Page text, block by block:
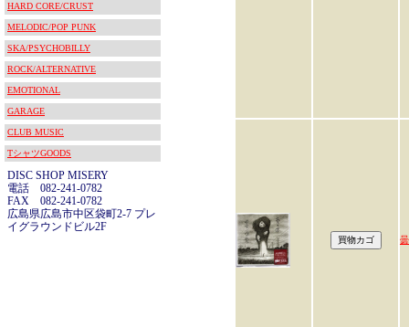
HARD CORE/CRUST
MELODIC/POP PUNK
SKA/PSYCHOBILLY
ROCK/ALTERNATIVE
EMOTIONAL
GARAGE
CLUB MUSIC
TシャツGOODS
DISC SHOP MISERY
電話 082-241-0782
FAX 082-241-0782
広島県広島市中区袋町2-7 プレ
イグラウンドビル2F